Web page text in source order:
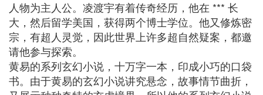
人物为主人公。凌渡宇有着传奇经历，他在 *** 长
大，然后留学美国，获得两个博士学位。他又修炼密
宗，有超人灵觉，因此世界上许多超自然疑案，都邀
请他参与探索。
黄易的系列玄幻小说，十万字一本，印成小巧的口袋
书。由于黄易的玄幻小说讲究悬念，故事情节曲折，